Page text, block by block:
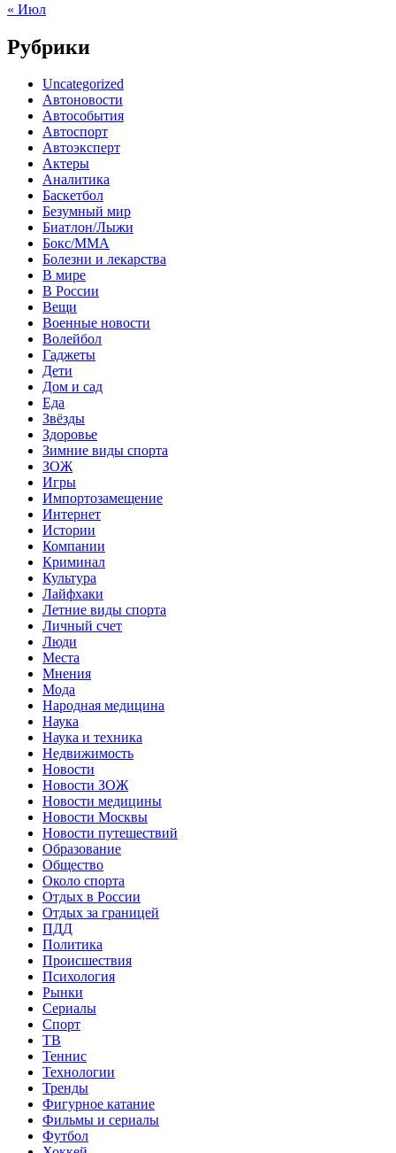
« Июл
Рубрики
Uncategorized
Автоновости
Автособытия
Автоспорт
Автоэксперт
Актеры
Аналитика
Баскетбол
Безумный мир
Биатлон/Лыжи
Бокс/MMA
Болезни и лекарства
В мире
В России
Вещи
Военные новости
Волейбол
Гаджеты
Дети
Дом и сад
Еда
Звёзды
Здоровье
Зимние виды спорта
ЗОЖ
Игры
Импортозамещение
Интернет
Истории
Компании
Криминал
Культура
Лайфхаки
Летние виды спорта
Личный счет
Люди
Места
Мнения
Мода
Народная медицина
Наука
Наука и техника
Недвижимость
Новости
Новости ЗОЖ
Новости медицины
Новости Москвы
Новости путешествий
Образование
Общество
Около спорта
Отдых в России
Отдых за границей
ПДД
Политика
Происшествия
Психология
Рынки
Сериалы
Спорт
ТВ
Теннис
Технологии
Тренды
Фигурное катание
Фильмы и сериалы
Футбол